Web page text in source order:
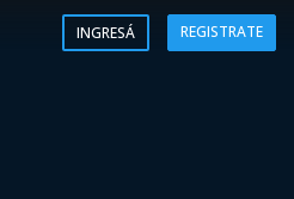
INGRESÁ REGISTRATE